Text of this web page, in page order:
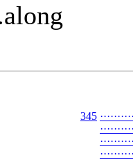
345 ·········
·········
·········
·········